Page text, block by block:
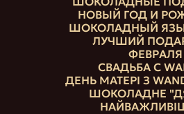
НОВЫЙ ГОД И
ШОКОЛАДНЫЙ
ЛУЧШИЙ
ФЕВРАЛЯ
СВАДЬБА С
ДЕНЬ МАТЕРІ З
ШОКОЛАДНЕ